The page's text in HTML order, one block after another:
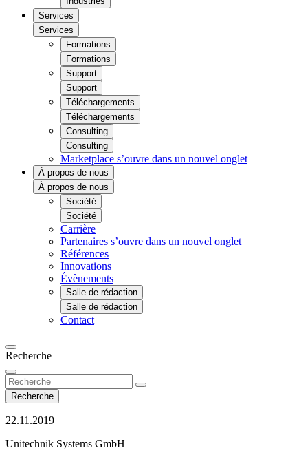
Services
Services
Formations
Formations
Support
Support
Téléchargements
Téléchargements
Consulting
Consulting
Marketplace s’ouvre dans un nouvel onglet
À propos de nous
À propos de nous
Société
Société
Carrière
Partenaires s’ouvre dans un nouvel onglet
Références
Innovations
Évènements
Salle de rédaction
Salle de rédaction
Contact
Recherche
Recherche
22.11.2019
Unitechnik Systems GmbH